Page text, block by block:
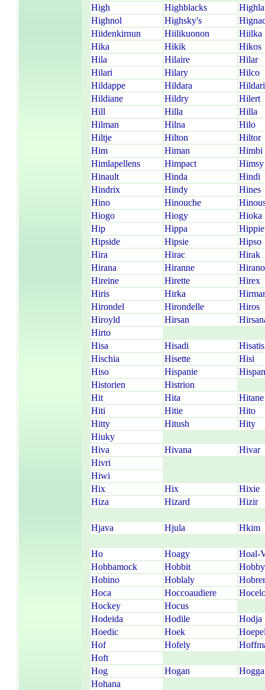
High
Highblacks
Highnol
Highsky's
Hiidenkirnun
Hiilikuonon
Hiilka
Hika
Hikik
Hikos
Hila
Hilaire
Hilar
Hilari
Hilary
Hilco
Hildappe
Hildara
Hildiane
Hildry
Hilert
Hill
Hilla
Hilla
Hilman
Hilna
Hilo
Hiltje
Hilton
Hiltor
Him
Himan
Himbi
Himlapellens
Himpact
Himsy
Hinault
Hinda
Hindi
Hindrix
Hindy
Hines
Hino
Hinouche
Hiogo
Hiogy
Hioka
Hip
Hippa
Hippie
Hipside
Hipsie
Hipso
Hira
Hirac
Hirak
Hirana
Hiranne
Hirano
Hireine
Hirette
Hirex
Hiris
Hirka
Hirondel
Hirondelle
Hiros
Hiroyld
Hirsan
Hirto
Hisa
Hisadi
Hisatis
Hischia
Hisette
Hisi
Hiso
Hispanie
Historien
Histrion
Hit
Hita
Hitane
Hiti
Hitie
Hito
Hitty
Hitush
Hity
Hiuky
Hiva
Hivana
Hivar
Hivri
Hiwi
Hix
Hix
Hixie
Hiza
Hizard Hizir
Hjava Hjula Hkim
Ho Hoagy
Hoal-
Hobbamock
Hobbit
Hobby
Hobino
Hoblaly
Hoca
Hoccoaudiere
Hockey
Hocus
Hodeida
Hodile
Hodja
Hoedic
Hoek
Hof
Hofely
Hoft
Hog
Hogan
Hohana